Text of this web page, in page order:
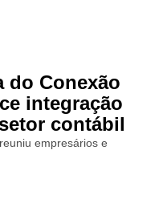
do Conexão
integração
contábil
empresários e